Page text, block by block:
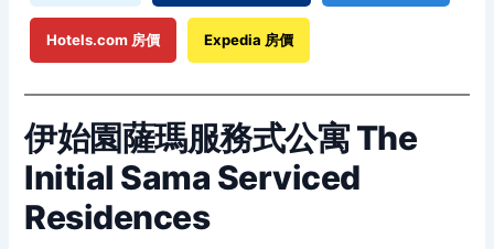
Hotels.com 房價 Expedia 房價
伊始園薩瑪服務式公寓 The
Initial Sama Serviced
Residences